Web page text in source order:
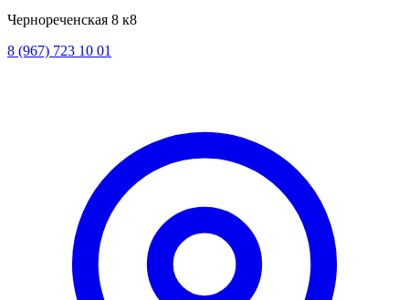
Чернореченская 8 к8
8 (967) 723 10 01